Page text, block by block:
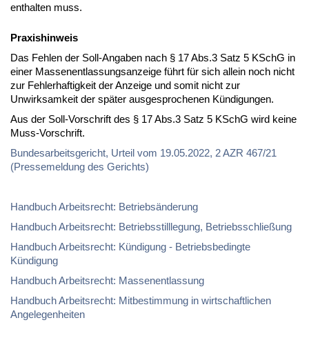
enthalten muss.
Praxishinweis
Das Fehlen der Soll-Angaben nach § 17 Abs.3 Satz 5 KSchG in
einer Massenentlassungsanzeige führt für sich allein noch nicht
zur Fehlerhaftigkeit der Anzeige und somit nicht zur
Unwirksamkeit der später ausgesprochenen Kündigungen.
Aus der Soll-Vorschrift des § 17 Abs.3 Satz 5 KSchG wird keine
Muss-Vorschrift.
Bundesarbeitsgericht, Urteil vom 19.05.2022, 2 AZR 467/21
(Pressemeldung des Gerichts)
Handbuch Arbeitsrecht: Betriebsänderung
Handbuch Arbeitsrecht: Betriebsstilllegung, Betriebsschließung
Handbuch Arbeitsrecht: Kündigung - Betriebsbedingte
Kündigung
Handbuch Arbeitsrecht: Massenentlassung
Handbuch Arbeitsrecht: Mitbestimmung in wirtschaftlichen
Angelegenheiten